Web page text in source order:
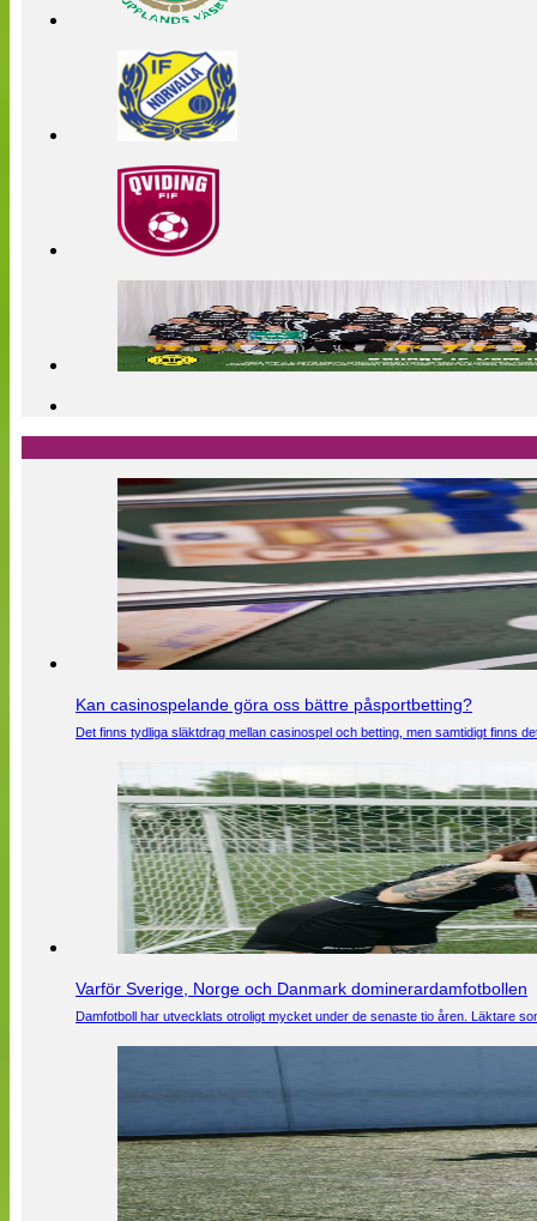
Kan casinospelande göra oss bättre påsportbetting?
Det finns tydliga släktdrag mellan casinospel och betting, men samtidigt finns
Varför Sverige, Norge och Danmark dominerardamfotbollen
Damfotboll har utvecklats otroligt mycket under de senaste tio åren. Läktare